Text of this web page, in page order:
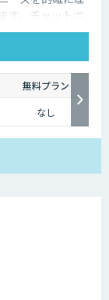
す。チャットボ
報担当です。
無料プラン
なし